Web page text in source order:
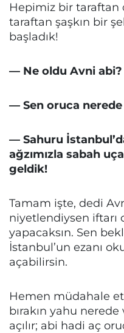
Hepimiz bir taraftan
taraftan şaşkın bir
başladık!
— Ne oldu Avni abi?
— Sen oruca
— Sahuru
ağzımızla sabah
geldik!
Tamam işte, dedi
niyetlendiysen iftarı
yapacaksın. Sen
İstanbul’un ezanı
açabilirsin.
Hemen müdahale
bırakın yahu
açılır; abi hadi aç